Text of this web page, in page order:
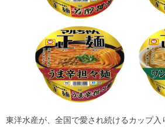
東洋水産が、全国で愛され続けるカップ入